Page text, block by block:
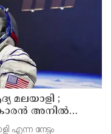
മലയാളി ;
അനിൽ
എന്ന നേട്ടം